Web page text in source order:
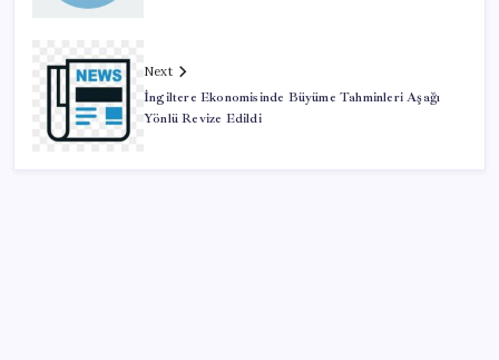
Next
İngiltere Ekonomisinde Büyüme Tahminleri Aşağı
Yönlü Revize Edildi